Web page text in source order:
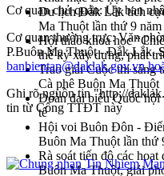
Du lịch Đắk Lắk tích
Ma Thuột lần thứ 9 năm
Hội thảo khoa học
thế kỷ xây dựng, phát
Trao giải Cuộc thi sáng
Cà phê Buôn Ma Thuột
Đoàn đại biểu Quốc hội
tế
Hội voi Buôn Đôn -
Buôn Ma Thuột lần thứ
Rà soát tiến độ các
Buôn Ma Thuột, giải
Cơ quan chủ quản: Ủy ban
Cơ quan thường trực: Văn
P.Buôn Ma Thuột - Đắk Lắk.
banbientap@daklak.gov.vn
Ghi rõ nguồn tin "http://
tin từ Cổng TTĐT này